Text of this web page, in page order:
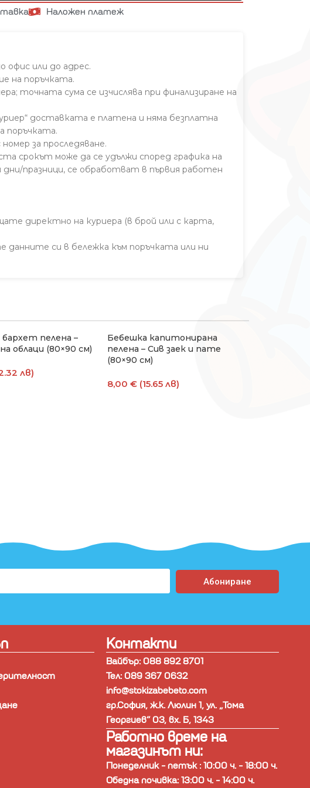
Наложен платеж
офис или до адрес.
на поръчката.
точната сума се изчислява при финализиране на
доставката е платена и няма безплатна
поръчката.
за проследяване.
срокът може да се удължи според графика на
дни/празници, се обработват в първия работен
директно на куриера (в брой или с карта,
данните си в бележка към поръчката или ни
пелена –
облаци (80×90 см)
лв)
Бебешка капитонирана
пелена – Сив заек и пате
(80×90 см)
8,00 € (15.65 лв)
Абониране
Контакти
Вайбър: 088 892 8701
Тел: 089 367 0632
info@stokizabebeto.com
гр.София, ж.к. Люлин 1, ул. „Тома
Георгиев“ 03, вх. Б, 1343
Работно време на
магазинът ни:
Понеделник - петък : 10:00 ч. - 18:00 ч.
Обедна почивка: 13:00 ч. - 14:00 ч.